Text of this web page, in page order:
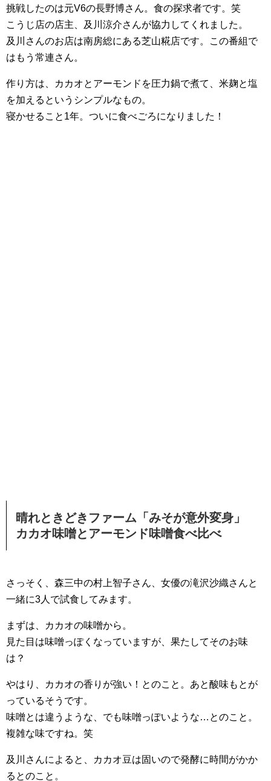
挑戦したのは元V6の長野博さん。食の探求者です。笑
こうじ店の店主、及川涼介さんが協力してくれました。
及川さんのお店は南房総にある芝山糀店です。この番組で
はもう常連さん。
作り方は、カカオとアーモンドを圧力鍋で煮て、米麹と塩
を加えるというシンプルなもの。
寝かせること1年。ついに食べごろになりました！
晴れときどきファーム「みそが意外変身」
カカオ味噌とアーモンド味噌食べ比べ
さっそく、森三中の村上智子さん、女優の滝沢沙織さんと
一緒に3人で試食してみます。
まずは、カカオの味噌から。
見た目は味噌っぽくなっていますが、果たしてそのお味
は？
やはり、カカオの香りが強い！とのこと。あと酸味もとが
っているそうです。
味噌とは違うような、でも味噌っぽいような…とのこと。
複雑な味ですね。笑
及川さんによると、カカオ豆は固いので発酵に時間がかか
るとのこと。